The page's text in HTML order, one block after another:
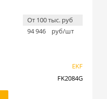
От 100 тыс. руб
94 946
руб/шт
EKF
FK2084G